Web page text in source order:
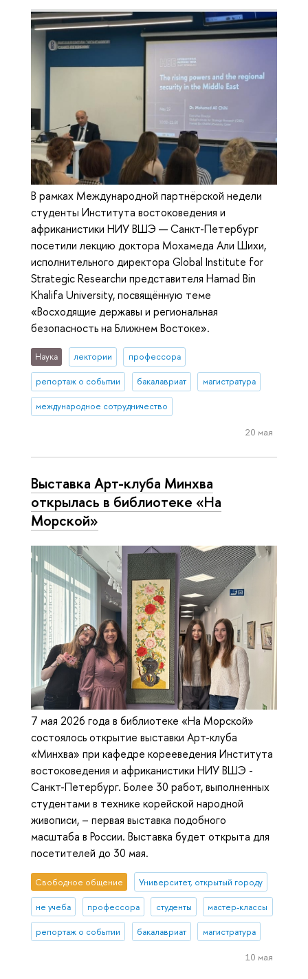
В рамках Международной партнёрской недели
студенты Института востоковедения и
африканистики НИУ ВШЭ — Санкт-Петербург
посетили лекцию доктора Мохамеда Али Шихи,
исполнительного директора Global Institute for
Strategic Researchи представителя Hamad Bin
Khalifa University, посвящённую теме
«Восходящие державы и региональная
безопасность на Ближнем Востоке».
Наука лектории профессора
репортаж о событии бакалавриат магистратура
международное сотрудничество
20 мая
Выставка Арт-клуба Минхва
открылась в библиотеке «На
Морской»
7 мая 2026 года в библиотеке «На Морской»
состоялось открытие выставки Арт-клуба
«Минхва» при кафедре корееведения Института
востоковедения и африканистики НИУ ВШЭ -
Санкт-Петербург. Более 30 работ, выполненных
студентами в технике корейской народной
живописи, – первая выставка подобного
масштаба в России. Выставка будет открыта для
посетителей до 30 мая.
Свободное общение Университет, открытый городу
не учеба профессора студенты мастер-классы
репортаж о событии бакалавриат магистратура
10 мая